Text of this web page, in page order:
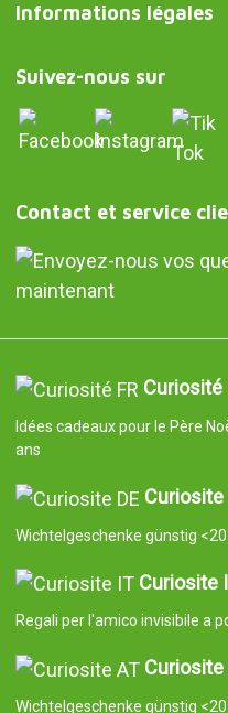
Informations légales
Suivez-nous sur
Contact et service
maintenant
Curiosité
Idées cadeaux pour le Père
ans
Curiosite
Wichtelgeschenke günstig
Curiosite
Regali per l'amico invisibile a
Curiosite
Wichtelgeschenke günstig